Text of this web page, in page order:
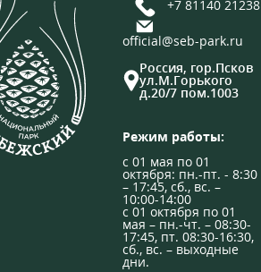
+7 81140 21238
official@seb-park.ru
Россия, гор.Псков
ул.М.Горького
д.20/7 пом.1003
Режим работы:
с 01 мая по 01
октября: пн.-пт. - 8:30
– 17:45, сб., вс. –
10:00-14:00
с 01 октября по 01
мая – пн.-чт. – 08:30-
17:45, пт. 08:30-16:30,
сб., вс. – выходные
дни.